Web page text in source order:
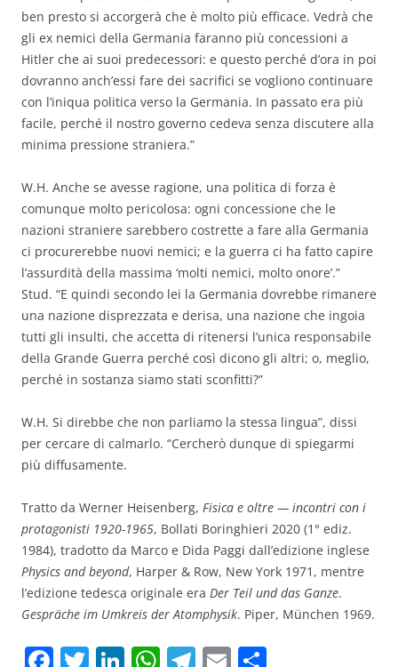
ben presto si accorgerà che è molto più efficace. Vedrà che
gli ex nemici della Germania faranno più concessioni a
Hitler che ai suoi predecessori: e questo perché d’ora in poi
dovranno anch’essi fare dei sacrifici se vogliono continuare
con l’iniqua politica verso la Germania. In passato era più
facile, perché il nostro governo cedeva senza discutere alla
minima pressione straniera.”
W.H. Anche se avesse ragione, una politica di forza è
comunque molto pericolosa: ogni concessione che le
nazioni straniere sarebbero costrette a fare alla Germania
ci procurerebbe nuovi nemici; e la guerra ci ha fatto capire
l’assurdità della massima ‘molti nemici, molto onore’.”
Stud. “E quindi secondo lei la Germania dovrebbe rimanere
una nazione disprezzata e derisa, una nazione che ingoia
tutti gli insulti, che accetta di ritenersi l’unica responsabile
della Grande Guerra perché così dicono gli altri; o, meglio,
perché in sostanza siamo stati sconfitti?”
W.H. Si direbbe che non parliamo la stessa lingua”, dissi
per cercare di calmarlo. “Cercherò dunque di spiegarmi
più diffusamente.
Tratto da Werner Heisenberg, Fisica e oltre — incontri con i
protagonisti 1920-1965, Bollati Boringhieri 2020 (1° ediz.
1984), tradotto da Marco e Dida Paggi dall’edizione inglese
Physics and beyond, Harper & Row, New York 1971, mentre
l’edizione tedesca originale era Der Teil und das Ganze.
Gespräche im Umkreis der Atomphysik. Piper, München 1969.